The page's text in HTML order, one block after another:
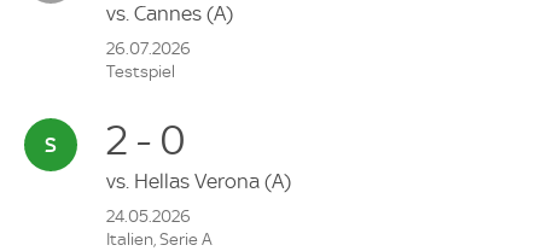
vs. Cannes (A)
26.07.2026
Testspiel
2 - 0
vs. Hellas Verona (A)
24.05.2026
Italien, Serie A